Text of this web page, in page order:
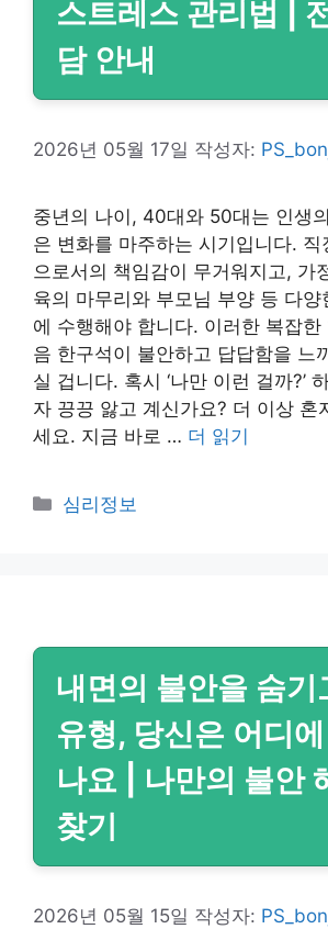
스트레스 관리법 |
담 안내
2026년 05월 17일 작성자:
중년의 나이, 40대와 50대는 인생
은 변화를 마주하는 시기입니다.
으로서의 책임감이 무거워지고, 가
육의 마무리와 부모님 부양 등 다양
에 수행해야 합니다. 이러한 복잡
음 한구석이 불안하고 답답함을 느
실 겁니다. 혹시 ‘나만 이런 걸까?’
자 끙끙 앓고 계신가요? 더 이상 혼
세요. 지금 바로 … 더 읽기
카
심리정보
내면의 불안을 숨기
유형, 당신은 어디
나요 | 나만의 불안
찾기
2026년 05월 15일 작성자: